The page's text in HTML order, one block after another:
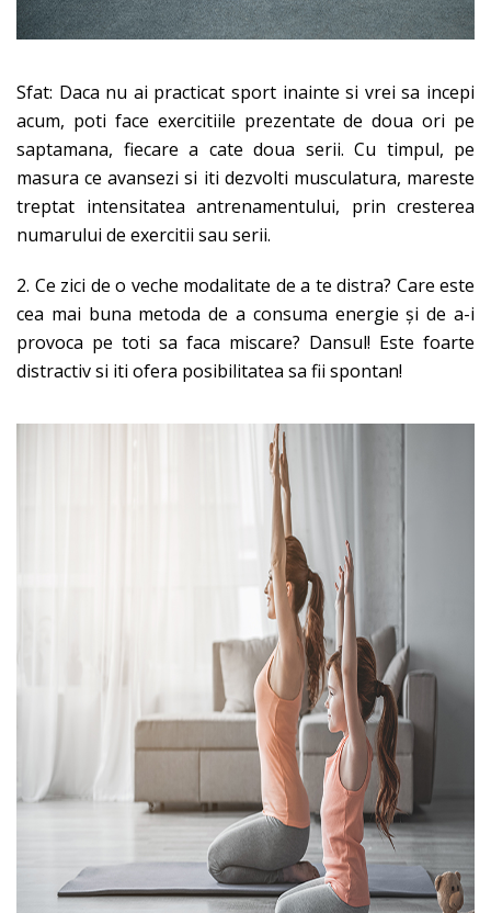
Sfat: Daca nu ai practicat sport inainte si vrei sa incepi
acum, poti face exercitiile prezentate de doua ori pe
saptamana, fiecare a cate doua serii. Cu timpul, pe
masura ce avansezi si iti dezvolti musculatura, mareste
treptat intensitatea antrenamentului, prin cresterea
numarului de exercitii sau serii.
2. Ce zici de o veche modalitate de a te distra? Care este
cea mai buna metoda de a consuma energie și de a-i
provoca pe toti sa faca miscare? Dansul! Este foarte
distractiv si iti ofera posibilitatea sa fii spontan!